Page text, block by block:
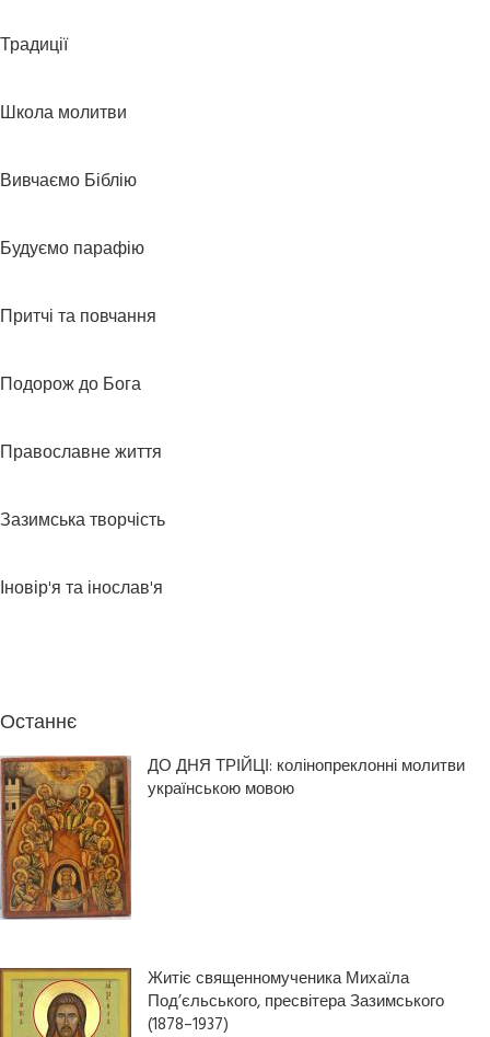
Традиції
Школа молитви
Вивчаємо Біблію
Будуємо парафію
Притчі та повчання
Подорож до Бога
Православне життя
Зазимська творчість
Іновір'я та інослав'я
Останнє
ДО ДНЯ ТРІЙЦІ: колінопреклонні молитви
українською мовою
Житіє священномученика Михаїла
Под’єльського, пресвітера Зазимського
(1878–1937)